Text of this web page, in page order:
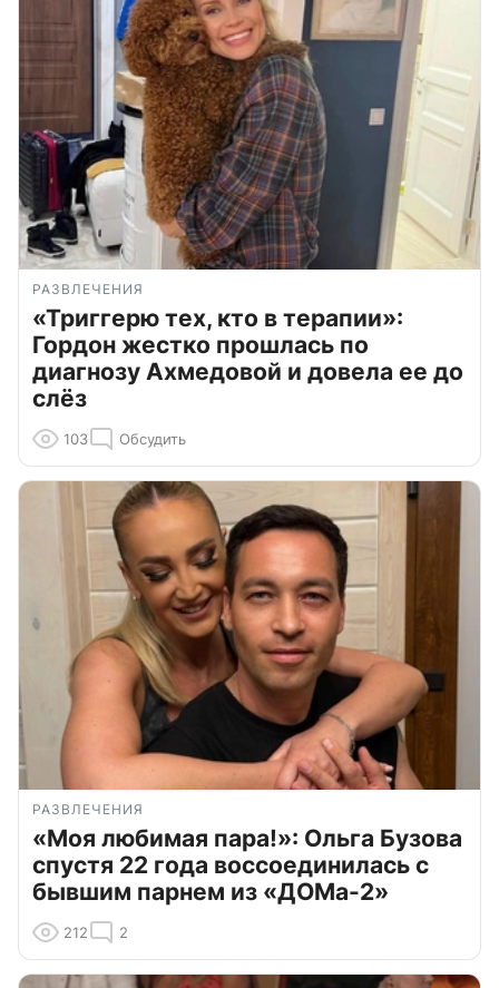
РАЗВЛЕЧЕНИЯ
«Триггерю тех, кто в терапии»:
Гордон жестко прошлась по
диагнозу Ахмедовой и довела ее до
слёз
103 Обсудить
РАЗВЛЕЧЕНИЯ
«Моя любимая пара!»: Ольга Бузова
спустя 22 года воссоединилась с
бывшим парнем из «ДОМа-2»
212 2